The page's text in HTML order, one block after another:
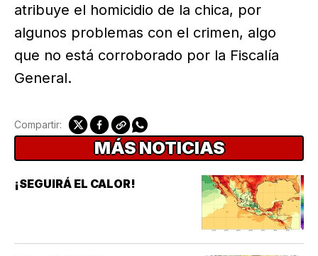
atribuye el homicidio de la chica, por
algunos problemas con el crimen, algo
que no está corroborado por la Fiscalía
General.
Compartir:
MÁS NOTICIAS
¡SEGUIRÁ EL CALOR!